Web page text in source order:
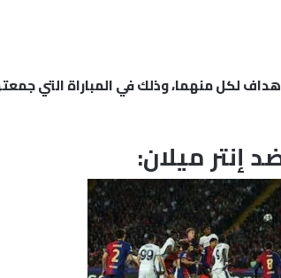
لكل منهما، وذلك في المباراة التي
إنتر ميلان: